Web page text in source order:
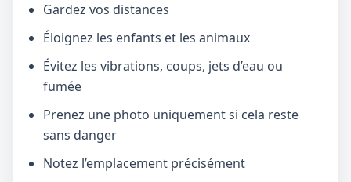
Gardez vos distances
Éloignez les enfants et les animaux
Évitez les vibrations, coups, jets d’eau ou
fumée
Prenez une photo uniquement si cela reste
sans danger
Notez l’emplacement précisément